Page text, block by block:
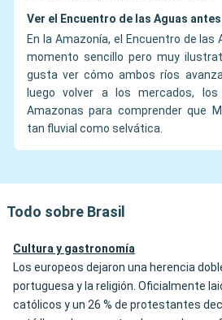
Ver el Encuentro de las Aguas
En la Amazonía, el Encuentro de las
momento sencillo pero muy
gusta ver cómo ambos ríos
luego volver a los mercados,
Amazonas para comprender que
tan fluvial como selvática.
Todo sobre Brasil
Cultura y gastronomía
Los europeos dejaron una herencia
portuguesa y la religión. Oficialmente
católicos y un 26 % de protestantes